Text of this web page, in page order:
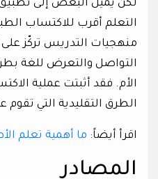
لكن يميل البعض إلى
التعلم أقرب للاكتساب
منهجيات التدريس تركّز
التواصل والتعرض للغة
الأم. فقد أثبتت عملية
الطرق التقليدية التي تقوم
اقرأ أيضاً: ما أهمية تعلم
المصادر